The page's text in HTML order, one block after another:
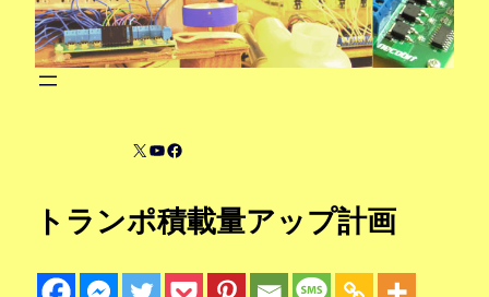
X YouTube
Facebook
トランポ積載量アップ計画